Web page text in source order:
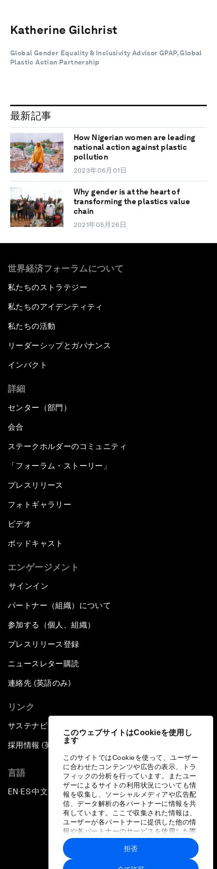
このウェブサイトはCookieを使用し
ます
このサイトではCookieを使って、ユーザー
に合わせたコンテンツや広告の表示、トラ
フィックの分析を行っています。またユー
ザーによるサイトの利用状況についても情
報を収集し、ソーシャルメディアや広告配
信、データ解析の各パートナーに情報を共
有しています。ここで収集された情報は、
ユーザーが各パートナーに提供した他の情
報や各パートナーのサービスを使用した際
に収集された情報と組み合わされ、各パー
トナーによって使用されることがありま
す。
拒否
Katherine Gilchrist
Global Gender Equality & Inclusivity Advisor GPAP, Global
Plastic Action Partnership
最新記事
How Nigerian women are leading
national action against plastic
pollution
2023年06月01日
Why gender is at the heart of
transforming the plastics value
chain
2021年05月26日
世界経済フォーラムについて
私たちのストラテジー
私たちのアイデンティティ
私たちの活動
リーダーシップとガバナンス
インパクト
詳細
センター（部門）
会合
ステークホルダーのコミュニティ
「フォーラム・ストーリー」
プレスリリース
フォトギャラリー
ビデオ
ポッドキャスト
エンゲージメント
サインイン
パートナー（組織）について
参加する（個人、組織）
プレスリリース登録
ニュースレター購読
連絡先 (英語のみ)
リンク
サステナビリティへの取り組み
採用情報 (英語のみ)
言語
EN ▪ ES▪中文▪ 日本語
プライバシーポリシーと利用規約